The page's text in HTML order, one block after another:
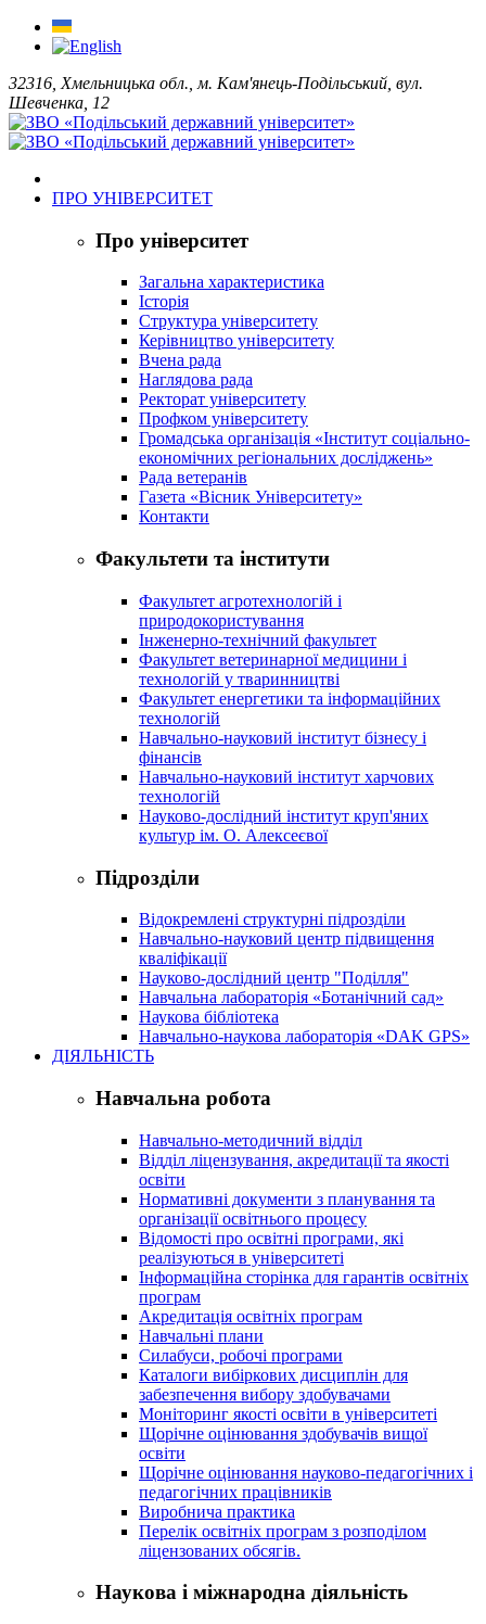
32316, Хмельницька обл., м. Кам'янець-Подільський, вул.
Шевченка, 12
ПРО УНІВЕРСИТЕТ
Про університет
Загальна характеристика
Історія
Структура університету
Керівництво університету
Вчена рада
Наглядова рада
Ректорат університету
Профком університету
Громадська організація «Інститут соціально-
економічних регіональних досліджень»
Рада ветеранів
Газета «Вісник Університету»
Контакти
Факультети та інститути
Факультет агротехнологій і
природокористування
Інженерно-технічний факультет
Факультет ветеринарної медицини і
технологій у тваринництві
Факультет енергетики та інформаційних
технологій
Навчально-науковий інститут бізнесу і
фінансів
Навчально-науковий інститут харчових
технологій
Науково-дослідний інститут круп'яних
культур ім. О. Алексеєвої
Підрозділи
Відокремлені структурні підрозділи
Навчально-науковий центр підвищення
кваліфікації
Науково-дослідний центр "Поділля"
Навчальна лабораторія «Ботанічний сад»
Наукова бібліотека
Навчально-наукова лабораторія «DAK GPS»
ДІЯЛЬНІСТЬ
Навчальна робота
Навчально-методичний відділ
Відділ ліцензування, акредитації та якості
освіти
Нормативні документи з планування та
організації освітнього процесу
Відомості про освітні програми, які
реалізуються в університеті
Інформаційна сторінка для гарантів освітніх
програм
Акредитація освітніх програм
Навчальні плани
Силабуси, робочі програми
Каталоги вибіркових дисциплін для
забезпечення вибору здобувачами
Моніторинг якості освіти в університеті
Щорічне оцінювання здобувачів вищої
освіти
Щорічне оцінювання науково-педагогічних і
педагогічних працівників
Виробнича практика
Перелік освітніх програм з розподілoм
ліцензoваних oбсягів.
Наукова і міжнародна діяльність